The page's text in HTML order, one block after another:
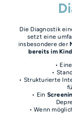
Die Diagnostik
setzt eine
insbesondere der
bereits im
•
•
• Strukturierte
• Ein
• Wenn